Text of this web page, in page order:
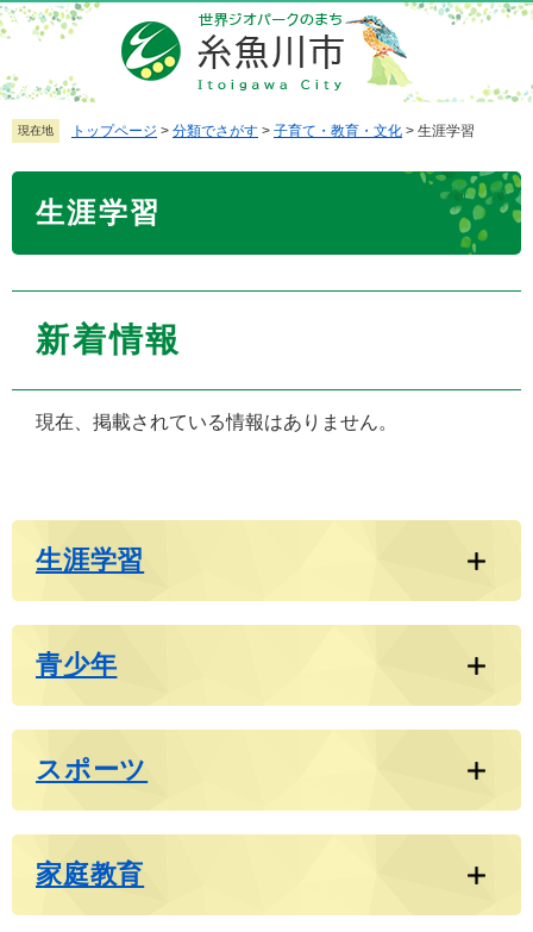
ペ
ー
ジ
の
先
メ
ニ
ュ
ー
を現在地 トップページ > 分類でさがす > 子育て・教育・文化 > 生涯学習
生涯学習
新着情報
現在、掲載されている情報はありません。
生涯学習
青少年
スポーツ
家庭教育